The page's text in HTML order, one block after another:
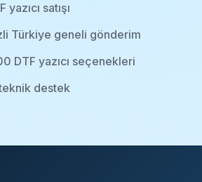
satışı
Türkiye geneli gönderim
DTF yazıcı seçenekleri
destek